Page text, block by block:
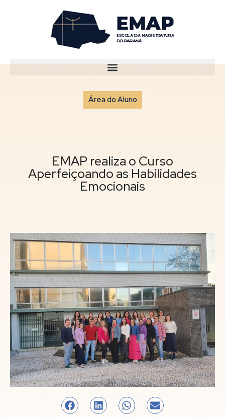
Área do Aluno
EMAP realiza o Curso
Aperfeiçoando as Habilidades
Emocionais